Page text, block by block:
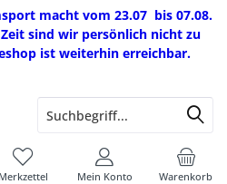
macht vom 23.07 bis 07.08.
sind wir persönlich nicht zu
ist weiterhin erreichbar.
Warenkorb
Merkzettel Mein Konto